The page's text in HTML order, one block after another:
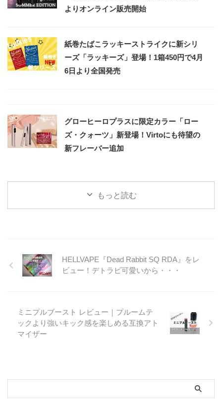
よりオンライン販売開始
紙巻たばこラッキーストライクに新シリ
ーズ「ラッキーズ」登場！1箱450円で4月
6日より全国発売
グローヒーロプラスに限定カラー「ロー
ズ・クォーツ」新登場！Virtoにも待望の
新フレーバー追加
もっと読む
HELLVAPE『Dead Rabbit SQ RDA』をレ
ビュー！デトラビ可愛いから・・・
ミニプルブースト レビュー｜プルームテ
ックより強いキック感を楽しめる互換アト
マイザー